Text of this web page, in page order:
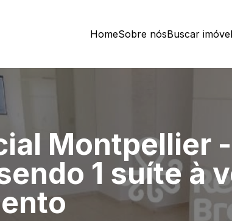
HomeSobre nósBuscar imóvel
Montpellier
1 suíte à